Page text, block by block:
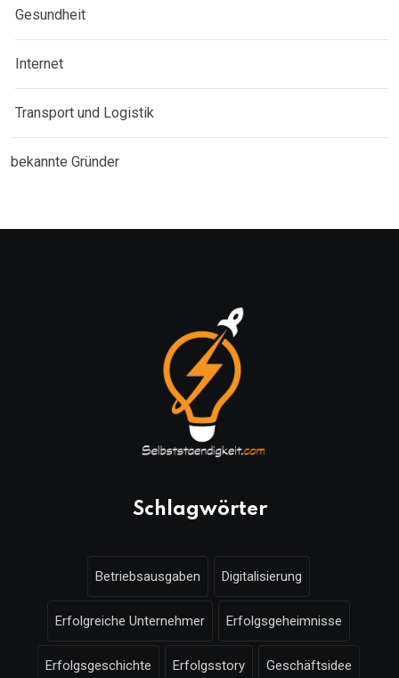
Gesundheit
Internet
Transport und Logistik
bekannte Gründer
Schlagwörter
Betriebsausgaben Digitalisierung
Erfolgreiche Unternehmer Erfolgsgeheimnisse
Erfolgsgeschichte Erfolgsstory Geschäftsidee